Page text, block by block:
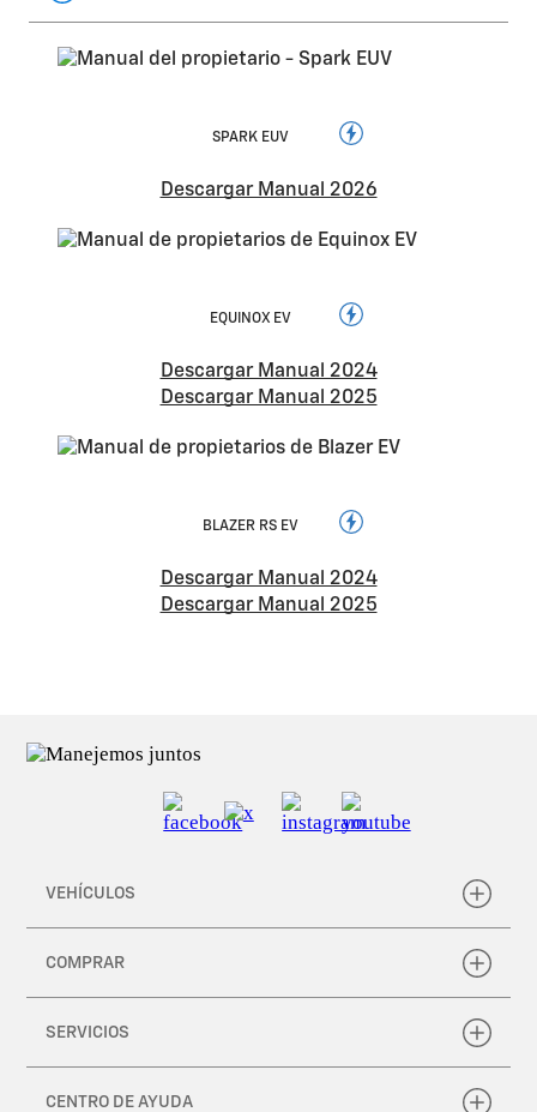
SPARK EUV
Descargar Manual 2026
EQUINOX EV
Descargar Manual 2024
Descargar Manual 2025
BLAZER RS EV
Descargar Manual 2024
Descargar Manual 2025